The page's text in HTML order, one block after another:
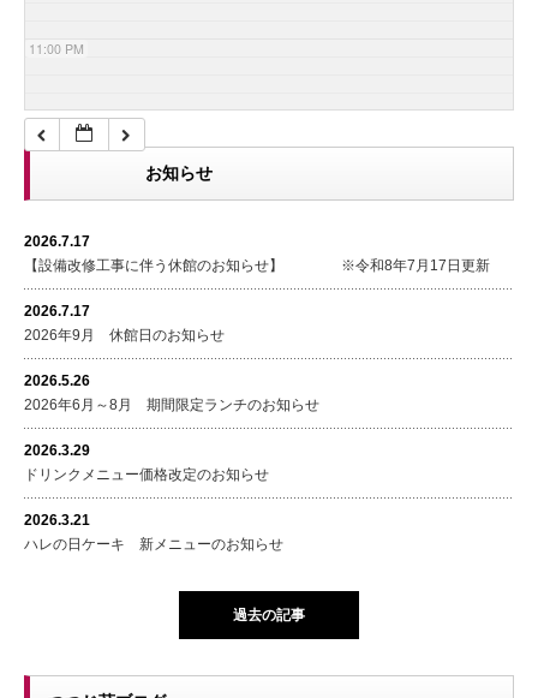
11:00 PM
お知らせ
2026.7.17
【設備改修工事に伴う休館のお知らせ】 ※令和8年7月17日更新
2026.7.17
2026年9月 休館日のお知らせ
2026.5.26
2026年6月～8月 期間限定ランチのお知らせ
2026.3.29
ドリンクメニュー価格改定のお知らせ
2026.3.21
ハレの日ケーキ 新メニューのお知らせ
過去の記事